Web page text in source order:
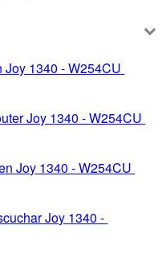
Joy 1340 - W254CU
Joy 1340 - W254CU
Joy 1340 - W254CU
Joy 1340 -